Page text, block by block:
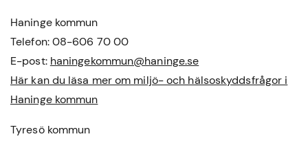
Haninge kommun
Telefon: 08-606 70 00
E-post: haningekommun@haninge.se
Här kan du läsa mer om miljö- och hälsoskyddsfrågor i
Haninge kommun
Tyresö kommun